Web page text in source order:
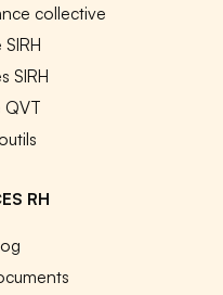
collective
SIRH
QVT
RH